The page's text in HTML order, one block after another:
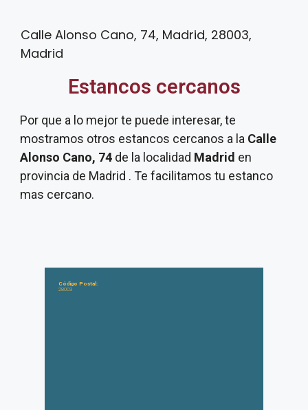
Calle Alonso Cano, 74, Madrid, 28003,
Madrid
Estancos cercanos
Por que a lo mejor te puede interesar, te
mostramos otros estancos cercanos a la Calle
Alonso Cano, 74 de la localidad Madrid en
provincia de Madrid . Te facilitamos tu estanco
mas cercano.
Código Postal:
28003